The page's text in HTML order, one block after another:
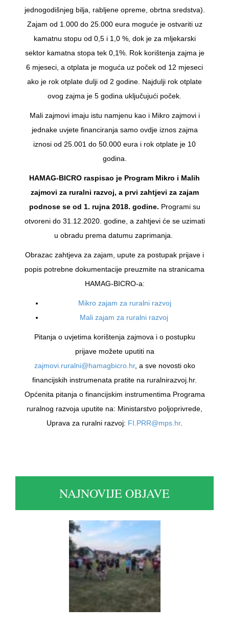
jednogodišnjeg bilja, rabljene opreme, obrtna sredstva).
Zajam od 1.000 do 25.000 eura moguće je ostvariti uz
kamatnu stopu od 0,5 i 1,0 %, dok je za mljekarski
sektor kamatna stopa tek 0,1%. Rok korištenja zajma je
6 mjeseci, a otplata je moguća uz poček od 12 mjeseci
ako je rok otplate dulji od 2 godine. Najdulji rok otplate
ovog zajma je 5 godina uključujući poček.
Mali zajmovi imaju istu namjenu kao i Mikro zajmovi i
jednake uvjete financiranja samo ovdje iznos zajma
iznosi od 25.001 do 50.000 eura i rok otplate je 10
godina.
HAMAG-BICRO raspisao je Program Mikro i Malih
zajmovi za ruralni razvoj, a prvi zahtjevi za zajam
podnose se od 1. rujna 2018. godine. Programi su
otvoreni do 31.12.2020. godine, a zahtjevi će se uzimati
u obradu prema datumu zaprimanja.
Obrazac zahtjeva za zajam, upute za postupak prijave i
popis potrebne dokumentacije preuzmite na stranicama
HAMAG-BICRO-a:
Mikro zajam za ruralni razvoj
Mali zajam za ruralni razvoj
Pitanja o uvjetima korištenja zajmova i o postupku
prijave možete uputiti na
zajmovi.ruralni@hamagbicro.hr, a sve novosti oko
financijskih instrumenata pratite na ruralnirazvoj.hr.
Općenita pitanja o financijskim instrumentima Programa
ruralnog razvoja uputite na: Ministarstvo poljoprivrede,
Uprava za ruralni razvoj: FI.PRR@mps.hr.
NAJNOVIJE OBJAVE